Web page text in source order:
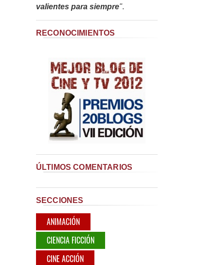
valientes para siempre".
RECONOCIMIENTOS
ÚLTIMOS COMENTARIOS
SECCIONES
ANIMACIÓN
CIENCIA FICCIÓN
CINE ACCIÓN